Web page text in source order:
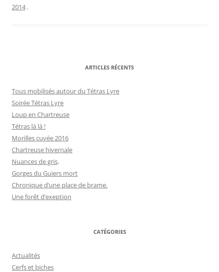
2014 .
ARTICLES RÉCENTS
Tous mobilisés autour du Tétras Lyre
Soirée Tétras Lyre
Loup en Chartreuse
Tétras là là !
Morilles cuvée 2016
Chartreuse hivernale
Nuances de gris,
Gorges du Guiers mort
Chronique d’une place de brame.
Une forêt d’exeption
CATÉGORIES
Actualités
Cerfs et biches